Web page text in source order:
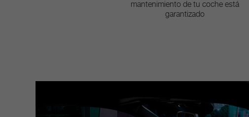
mantenimiento de tu coche está
garantizado